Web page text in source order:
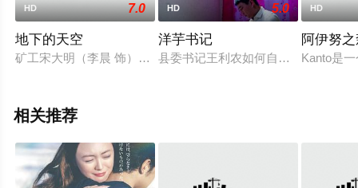
HD 7.0
地下的天空
矿工宋大明（李晨 饰）的女友井水（郑罗茜 饰）负责在井口分
HD 5.0
洋芋书记
县委书记王利农如何自觉履行职责，
HD
阿伊努
Kanto是
相关推荐